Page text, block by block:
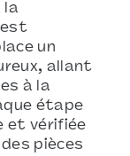
la
un
allant
à la
étape
et vérifiée
pièces